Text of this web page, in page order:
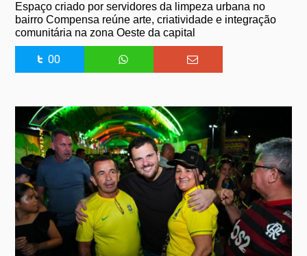
Espaço criado por servidores da limpeza urbana no
bairro Compensa reúne arte, criatividade e integração
comunitária na zona Oeste da capital
00